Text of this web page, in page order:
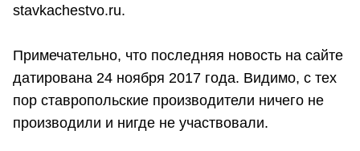
stavkachestvo.ru.
Примечательно, что последняя новость на сайте
датирована 24 ноября 2017 года. Видимо, с тех
пор ставропольские производители ничего не
производили и нигде не участвовали.